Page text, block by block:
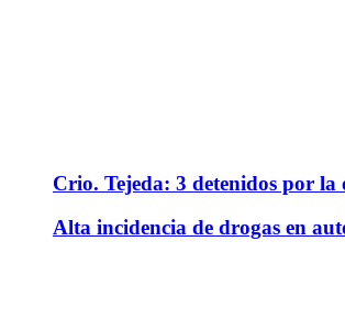
Crio. Tejeda: 3 detenidos por la
Alta incidencia de drogas en